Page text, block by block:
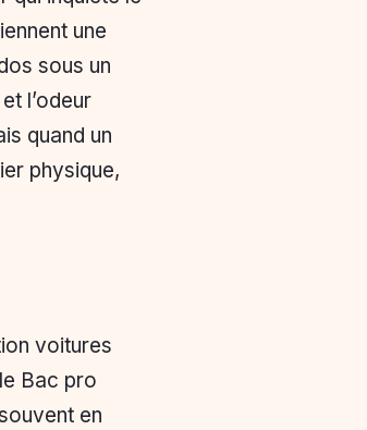
une
sous un
l’odeur
quand un
physique,
voitures
Bac pro
en